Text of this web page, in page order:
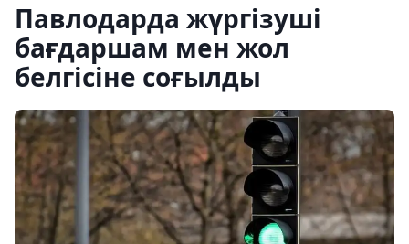
Павлодарда жүргізуші
бағдаршам мен жол
белгісіне соғылды